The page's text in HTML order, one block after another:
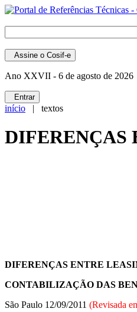
Assine o Cosif-e
Ano XXVII - 6 de agosto de 2026
Entrar
início | textos
DIFERENÇAS
DIFERENÇAS ENTRE
CONTABILIZAÇÃO DAS
São Paulo 12/09/2011 (Revisada